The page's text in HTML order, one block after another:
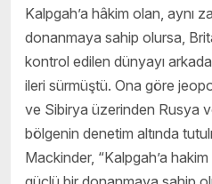
Kalpgah’a hâkim olan, aynı
donanmaya sahip olursa,
kontrol edilen dünyayı
ileri sürmüştü. Ona göre
ve Sibirya üzerinden Rusya
bölgenin denetim altında
Mackinder, “Kalpgah’a